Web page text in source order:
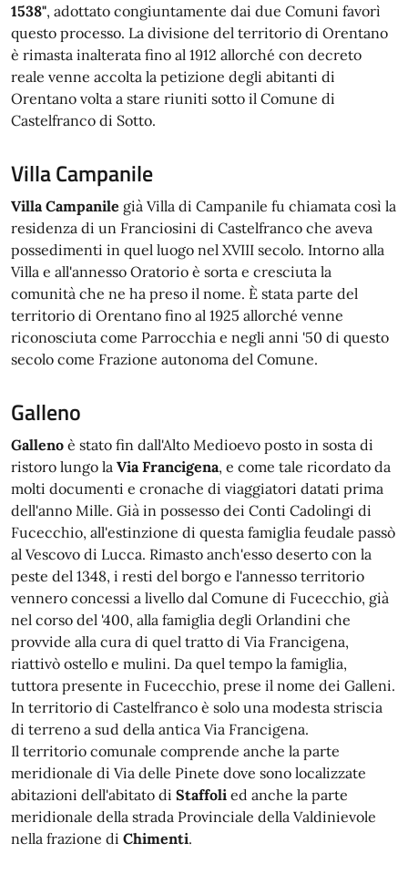
1538", adottato congiuntamente dai due Comuni favorì
questo processo. La divisione del territorio di Orentano
è rimasta inalterata fino al 1912 allorché con decreto
reale venne accolta la petizione degli abitanti di
Orentano volta a stare riuniti sotto il Comune di
Castelfranco di Sotto.
Villa Campanile
Villa Campanile già Villa di Campanile fu chiamata così la
residenza di un Franciosini di Castelfranco che aveva
possedimenti in quel luogo nel XVIII secolo. Intorno alla
Villa e all'annesso Oratorio è sorta e cresciuta la
comunità che ne ha preso il nome. È stata parte del
territorio di Orentano fino al 1925 allorché venne
riconosciuta come Parrocchia e negli anni '50 di questo
secolo come Frazione autonoma del Comune.
Galleno
Galleno è stato fin dall'Alto Medioevo posto in sosta di
ristoro lungo la Via Francigena, e come tale ricordato da
molti documenti e cronache di viaggiatori datati prima
dell'anno Mille. Già in possesso dei Conti Cadolingi di
Fucecchio, all'estinzione di questa famiglia feudale passò
al Vescovo di Lucca. Rimasto anch'esso deserto con la
peste del 1348, i resti del borgo e l'annesso territorio
vennero concessi a livello dal Comune di Fucecchio, già
nel corso del '400, alla famiglia degli Orlandini che
provvide alla cura di quel tratto di Via Francigena,
riattivò ostello e mulini. Da quel tempo la famiglia,
tuttora presente in Fucecchio, prese il nome dei Galleni.
In territorio di Castelfranco è solo una modesta striscia
di terreno a sud della antica Via Francigena.
Il territorio comunale comprende anche la parte
meridionale di Via delle Pinete dove sono localizzate
abitazioni dell'abitato di Staffoli ed anche la parte
meridionale della strada Provinciale della Valdinievole
nella frazione di Chimenti.